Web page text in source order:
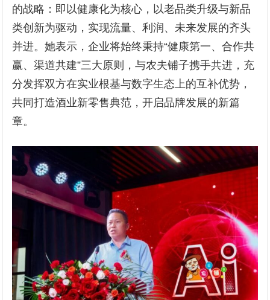
的战略：即以健康化为核心，以老品类升级与新品
类创新为驱动，实现流量、利润、未来发展的齐头
并进。她表示，企业将始终秉持“健康第一、合作共
赢、渠道共建”三大原则，与农夫铺子携手共进，充
分发挥双方在实业根基与数字生态上的互补优势，
共同打造酒业新零售典范，开启品牌发展的新篇
章。